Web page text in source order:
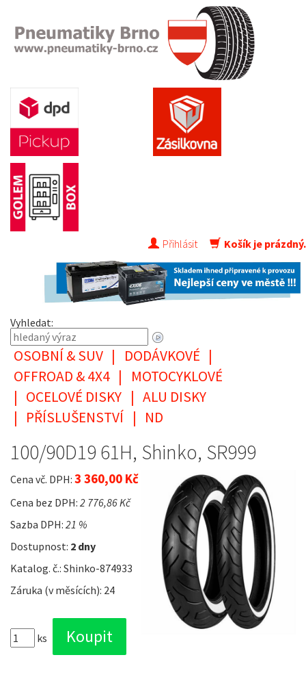
Přihlásit Košík je prázdný.
Vyhledat:
OSOBNÍ & SUV | DODÁVKOVÉ |
OFFROAD & 4X4 |
MOTOCYKLOVÉ
| OCELOVÉ DISKY | ALU DISKY
| PŘÍSLUŠENSTVÍ | ND
100/90D19 61H, Shinko, SR999
Cena vč. DPH: 3 360,00 Kč
Cena bez DPH: 2 776,86 Kč
Sazba DPH: 21 %
Dostupnost: 2 dny
Katalog. č.: Shinko-874933
Záruka (v měsících): 24
ks